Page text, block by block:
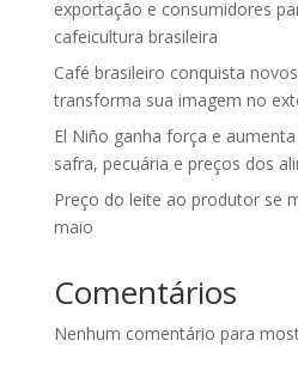
exportação e consumidores
cafeicultura brasileira
Café brasileiro conquista
transforma sua imagem no
El Niño ganha força e
safra, pecuária e preços dos
Preço do leite ao produtor se
maio
Comentários
Nenhum comentário para